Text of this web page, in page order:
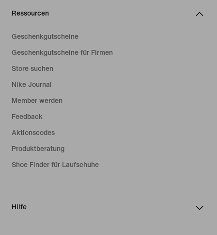
Ressourcen
Geschenkgutscheine
Geschenkgutscheine für Firmen
Store suchen
Nike Journal
Member werden
Feedback
Aktionscodes
Produktberatung
Shoe Finder für Laufschuhe
Hilfe